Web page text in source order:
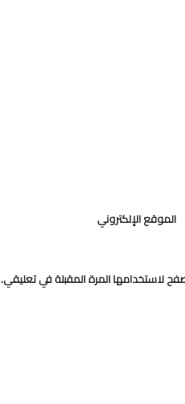
الموقع الإلكتروني
لاستخدامها المرة المقبلة في تعليقي.